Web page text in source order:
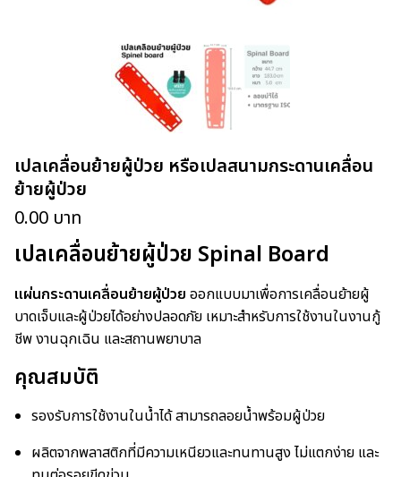
เปลเคลื่อนย้ายผู้ป่วย หรือเปลสนามกระดานเคลื่อน
ย้ายผู้ป่วย
0.00 บาท
เปลเคลื่อนย้ายผู้ป่วย Spinal Board
แผ่นกระดานเคลื่อนย้ายผู้ป่วย ออกแบบมาเพื่อการเคลื่อนย้ายผู้
บาดเจ็บและผู้ป่วยได้อย่างปลอดภัย เหมาะสำหรับการใช้งานในงานกู้
ชีพ งานฉุกเฉิน และสถานพยาบาล
คุณสมบัติ
รองรับการใช้งานในน้ำได้ สามารถลอยน้ำพร้อมผู้ป่วย
ผลิตจากพลาสติกที่มีความเหนียวและทนทานสูง ไม่แตกง่าย และ